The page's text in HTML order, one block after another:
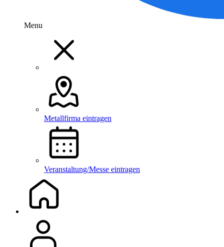
Menu
Metallfirma eintragen
Veranstaltung/Messe eintragen